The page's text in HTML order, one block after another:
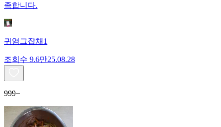
족합니다.
귀염그잡채1
조회수 9.6만25.08.28
999+